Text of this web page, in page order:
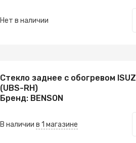
Нет в наличии
Стекло заднее с обогревом
(UBS-RH)
Бренд: BENSON
В наличии в 1 магазине